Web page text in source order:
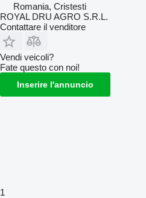
Romania, Cristesti
ROYAL DRU AGRO S.R.L.
Contattare il venditore
Vendi veicoli?
Fate questo con noi!
Inserire l'annuncio
1